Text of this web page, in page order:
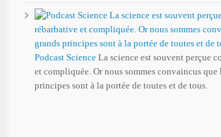
Podcast Science La science est souvent perçue
et compliquée. Or nous sommes convaincus que
principes sont à la portée de toutes et de tous.